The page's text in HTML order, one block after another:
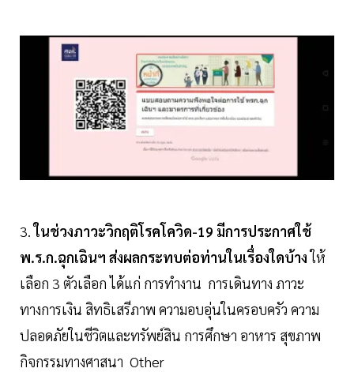
3.ในช่วงภาวะวิกฤติโรคโควิด-19 มีการประกาศใช้
พ.ร.ก.ฉุกเฉินฯ ส่งผลกระทบต่อท่านในเรื่องใดบ้างให้
เลือก 3 ตัวเลือก ได้แก่ การทำงาน การเดินทาง ภาวะ
ทางการเงิน สิทธิเสรีภาพ ความอบอุ่นในครอบครัว ความ
ปลอดภัยในชีวิตและทรัพย์สิน การศึกษา อาหาร สุขภาพ
กิจกรรมทางศาสนา Other